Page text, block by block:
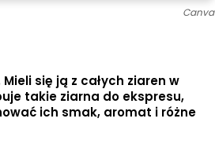
Canva
się ją z całych ziaren w
takie ziarna do ekspresu,
ich smak, aromat i różne